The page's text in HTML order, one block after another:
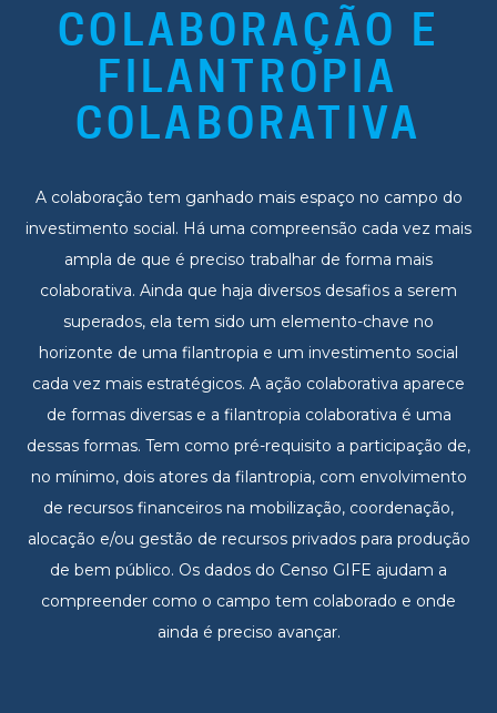
COLABORAÇÃO E
FILANTROPIA
COLABORATIVA
A colaboração tem ganhado mais espaço no campo do
investimento social. Há uma compreensão cada vez mais
ampla de que é preciso trabalhar de forma mais
colaborativa. Ainda que haja diversos desafios a serem
superados, ela tem sido um elemento-chave no
horizonte de uma filantropia e um investimento social
cada vez mais estratégicos. A ação colaborativa aparece
de formas diversas e a filantropia colaborativa é uma
dessas formas. Tem como pré-requisito a participação de,
no mínimo, dois atores da filantropia, com envolvimento
de recursos financeiros na mobilização, coordenação,
alocação e/ou gestão de recursos privados para produção
de bem público. Os dados do Censo GIFE ajudam a
compreender como o campo tem colaborado e onde
ainda é preciso avançar.